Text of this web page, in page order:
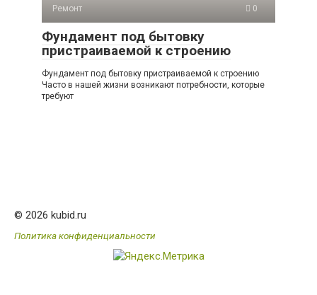
Ремонт 0
Фундамент под бытовку
пристраиваемой к строению
Фундамент под бытовку пристраиваемой к строению
Часто в нашей жизни возникают потребности, которые
требуют
© 2026 kubid.ru
Политика конфиденциальности